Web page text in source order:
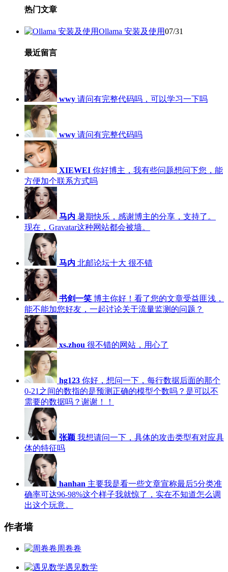
热门文章
Ollama 安装及使用07/31
最近留言
wwy 请问有完整代码吗，可以学习一下吗
wwy 请问有完整代码吗
XIEWEI 你好博主，我有些问题想问下您，能
方便加个联系方式吗
马内 暑期快乐，感谢博主的分享，支持了。
现在，Gravatar这种网站都会被墙。
马内 北邮论坛十大 很不错
书剑一笑 博主你好！看了您的文章受益匪浅，
能不能加您好友，一起讨论关于流量监测的问题？
xs.zhou 很不错的网站，用心了
hg123 你好，想问一下，每行数据后面的那个
0-21之间的数指的是预测正确的模型个数吗？是可以不
需要的数据吗？谢谢！！
张颖 我想请问一下，具体的攻击类型有对应具
体的特征吗
hanhan 主要我是看一些文章宣称最后5分类准
确率可达96-98%这个样子我就惊了，实在不知道怎么调
出这个玩意。
作者墙
周卷卷
遇见数学